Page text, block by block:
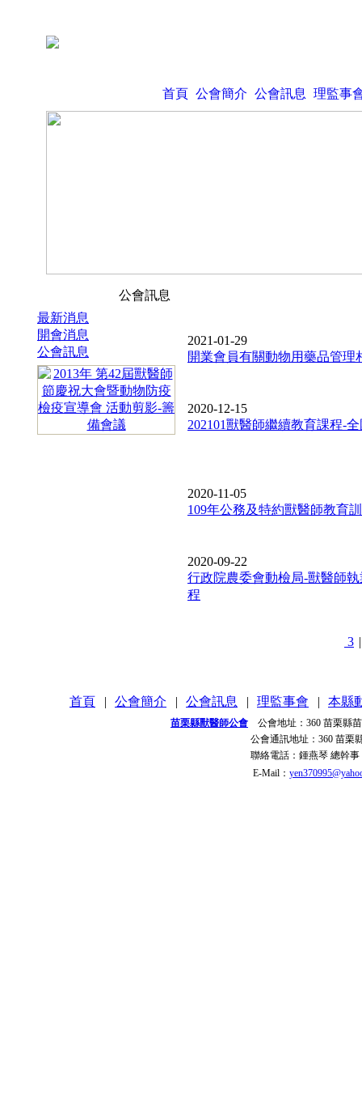
首頁 公會簡介 公會訊息 理監事
公會訊息
最新消息
開會消息
公會訊息
2021-01-29
開業會員有關動物用藥品管理
2020-12-15
202101獸醫師繼續教育課程-
2020-11-05
109年公務及特約獸醫師教育
2020-09-22
行政院農委會動檢局-獸醫師
程
3 |
首頁 | 公會簡介 | 公會訊息 | 理監事會 | 本縣
苗栗縣獸醫師公會 公會地址： 360 苗栗縣
公會通訊地址： 360 苗栗
聯絡電話： 鍾燕琴 總幹事
E-Mail：